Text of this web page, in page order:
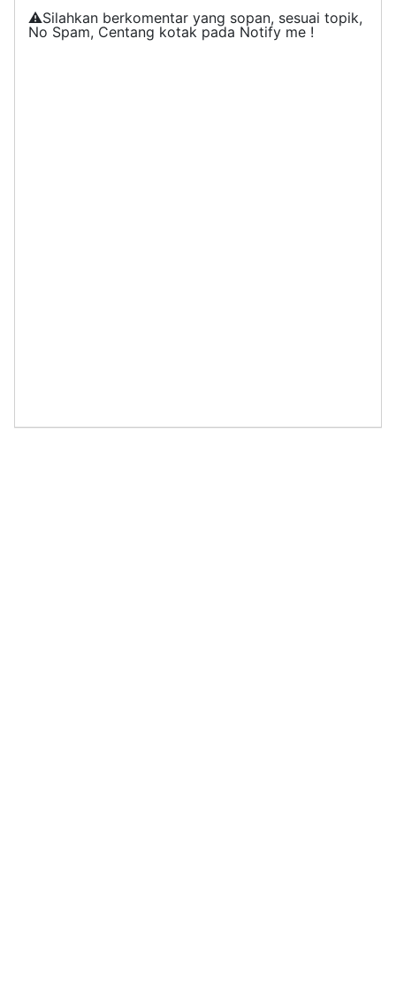
⚠️Silahkan berkomentar yang sopan, sesuai topik,
No Spam, Centang kotak pada Notify me !